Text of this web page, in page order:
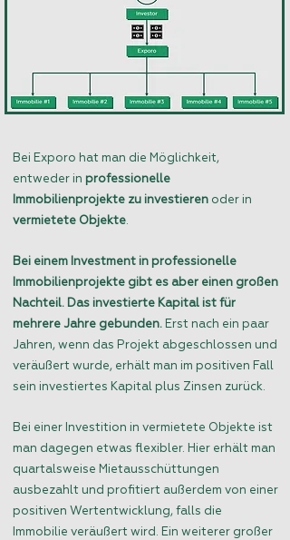
Bei Exporo hat man die Möglichkeit,
entweder in professionelle
Immobilienprojekte zu investieren oder in
vermietete Objekte.
Bei einem Investment in professionelle
Immobilienprojekte gibt es aber einen großen
Nachteil. Das investierte Kapital ist für
mehrere Jahre gebunden. Erst nach ein paar
Jahren, wenn das Projekt abgeschlossen und
veräußert wurde, erhält man im positiven Fall
sein investiertes Kapital plus Zinsen zurück.
Bei einer Investition in vermietete Objekte ist
man dagegen etwas flexibler. Hier erhält man
quartalsweise Mietausschüttungen
ausbezahlt und profitiert außerdem von einer
positiven Wertentwicklung, falls die
Immobilie veräußert wird. Ein weiterer großer